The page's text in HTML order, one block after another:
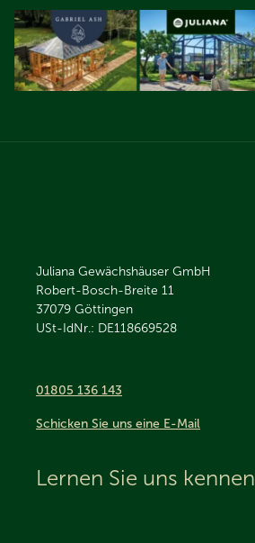
Juliana Gewächshäuser GmbH
Robert-Bosch-Breite 11
37079 Göttingen
USt-IdNr.: DE118669528
01805 136 143
Schicken Sie uns eine E-Mail
Lernen Sie uns kennen